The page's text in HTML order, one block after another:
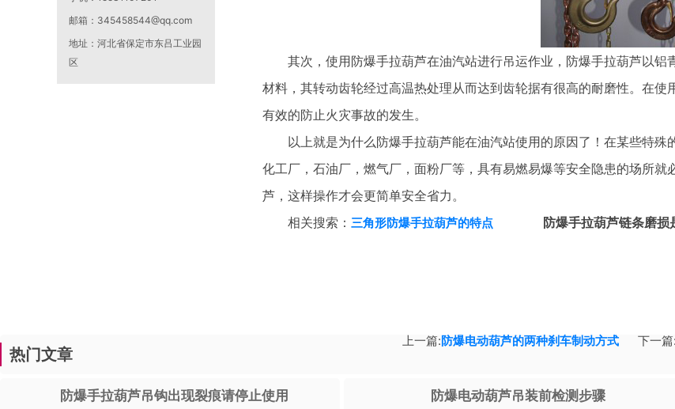
邮箱： 345458544@qq.com
地址： 河北省保定市东吕工业园
区
其次，使用防爆手拉葫芦在油汽站进行吊运作业，防爆手拉葫芦以铝
材料，其转动齿轮经过高温热处理从而达到齿轮据有很高的耐磨性。在使
有效的防止火灾事故的发生。
以上就是为什么防爆手拉葫芦能在油汽站使用的原因了！在某些特殊
化工厂，石油厂，燃气厂，面粉厂等，具有易燃易爆等安全隐患的场所
芦，这样操作才会更简单安全省力。
相关搜索： 三角形防爆手拉葫芦的特点 防爆手拉葫芦链条磨损
上一篇:防爆电动葫芦的两种刹车制动方式下一篇:
热门文章
防爆手拉葫芦吊钩出现裂痕请停止使用 防爆电动葫芦吊装前检测步骤